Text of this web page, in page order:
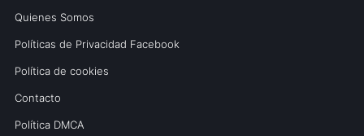
Quienes Somos
Políticas de Privacidad Facebook
Política de cookies
Contacto
Política DMCA